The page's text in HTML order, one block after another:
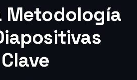
Metodología
Clave